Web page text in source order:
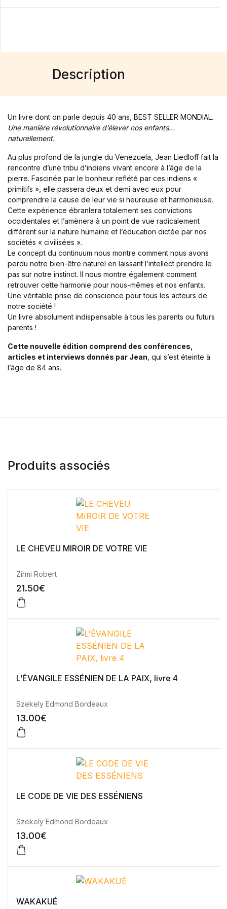
Single Product v3
Single Product v7
Shop Checkout
Shop List v2
Shop List v3
Shop List v4
Shop List v6
Shop List v7
Shop List v8
Shop List v9
Blog v1
Blog v2
Blog v3
About Us
Auteurs
Coming Soon
Contact
FAQ
Pricing Table
Description
Un livre dont on parle depuis 40 ans, BEST SELLER MONDIAL.
Une manière révolutionnaire d’élever nos enfants…
naturellement.
Au plus profond de la jungle du Venezuela, Jean Liedloff fait la
rencontre d’une tribu d’indiens vivant encore à l’âge de la
pierre. Fascinée par le bonheur reflété par ces indiens «
primitifs », elle passera deux et demi avec eux pour
comprendre la cause de leur vie si heureuse et harmonieuse.
Cette expérience ébranlera totalement ses convictions
occidentales et l’amènera à un point de vue radicalement
différent sur la nature humaine et l’éducation dictée par nos
sociétés « civilisées ».
Le concept du continuum nous montre comment nous avons
perdu notre bien-être naturel en laissant l’intellect prendre le
pas sur notre instinct. Il nous montre également comment
retrouver cette harmonie pour nous-mêmes et nos enfants.
Une véritable prise de conscience pour tous les acteurs de
notre société !
Un livre absolument indispensable à tous les parents ou futurs
parents !
Cette nouvelle édition comprend des conférences,
articles et interviews donnés par Jean , qui s’est éteinte à
l’âge de 84 ans.
Produits associés
LE CHEVEU MIROIR DE VOTRE VIE
Zirmi Robert
21.50€
L’ÉVANGILE ESSÉNIEN DE LA PAIX, livre 4
Szekely Edmond Bordeaux
13.00€
LE CODE DE VIE DES ESSÉNIENS
Szekely Edmond Bordeaux
13.00€
WAKAKUÉ